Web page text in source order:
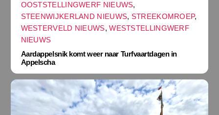
OOSTSTELLINGWERF NIEUWS,
STEENWIJKERLAND NIEUWS, STREEKOMROEP,
WESTERVELD NIEUWS,WESTSTELLINGWERF
NIEUWS
Aardappelsnik komt weer naar Turfvaartdagen in
Appelscha